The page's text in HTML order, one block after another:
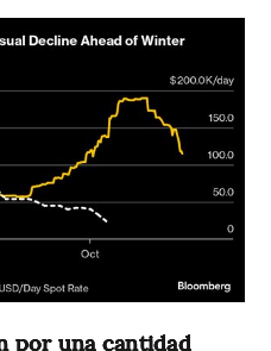
por una cantidad